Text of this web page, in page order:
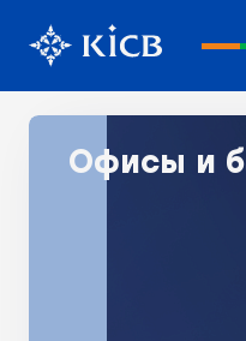
Офисы и